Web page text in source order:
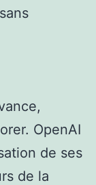
OpenAI
de ses
de la